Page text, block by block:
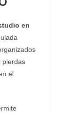
en
pierdas
el